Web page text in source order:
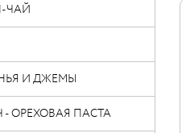
ЧАЙ
И ДЖЕМЫ
- ОРЕХОВАЯ ПАСТА